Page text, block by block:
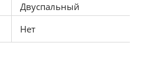
Двуспальный
Нет